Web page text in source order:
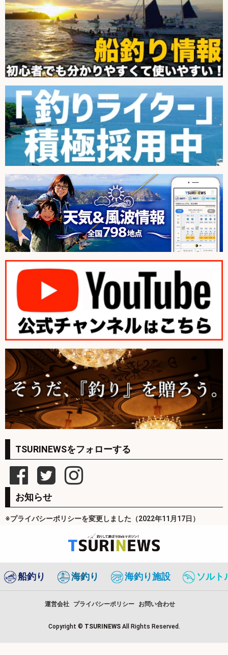
TSURINEWSをフォローする
お知らせ
※プライバシーポリシーを変更しました（2022年11月17日）
船釣り 海釣り 海釣り施設 ソルト
運営会社 プライバシーポリシー お問い合わせ
Copyright © TSURINEWS All Rights Reserved.